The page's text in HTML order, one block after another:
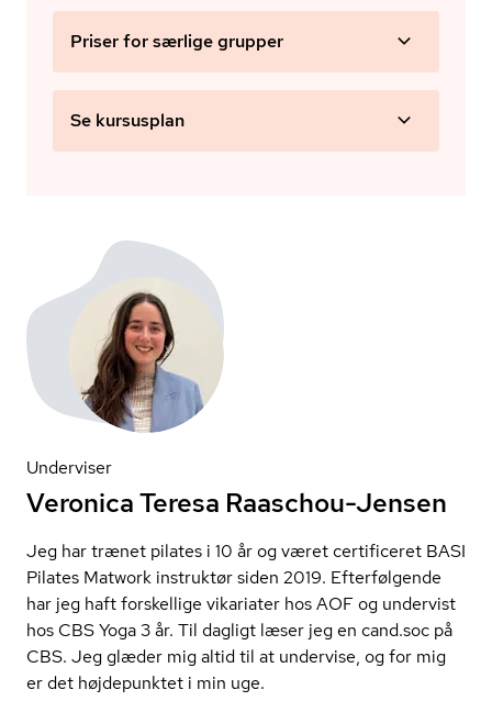
Priser for særlige grupper
Se kursusplan
Underviser
Veronica Teresa Raaschou-Jensen
Jeg har trænet pilates i 10 år og været certificeret BASI
Pilates Matwork instruktør siden 2019. Efterfølgende
har jeg haft forskellige vikariater hos AOF og undervist
hos CBS Yoga 3 år. Til dagligt læser jeg en cand.soc på
CBS. Jeg glæder mig altid til at undervise, og for mig
er det højdepunktet i min uge.